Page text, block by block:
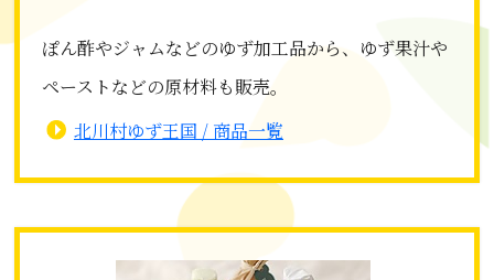
ぽん酢やジャムなどのゆず加工品から、ゆず果汁や
ペーストなどの原材料も販売。
北川村ゆず王国 / 商品一覧